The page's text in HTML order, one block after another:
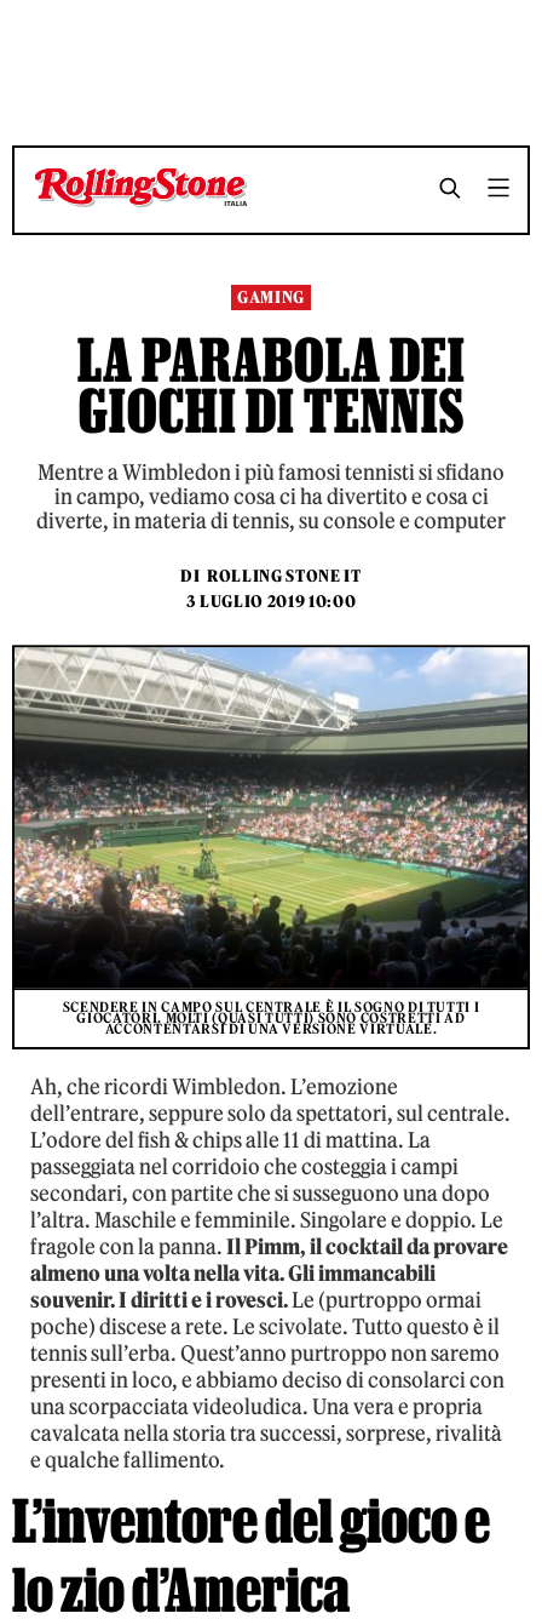
TEMPO DI LETTURA 7 MINUTI SHARE
TEMPO DI LETTURA 7 MINUTI SHARE
GAMING
LA PARABOLA DEI
GIOCHI DI TENNIS
Mentre a Wimbledon i più famosi tennisti si sfidano
in campo, vediamo cosa ci ha divertito e cosa ci
diverte, in materia di tennis, su console e computer
DI ROLLING STONE IT
3 LUGLIO 2019 10:00
SCENDERE IN CAMPO SUL CENTRALE È IL SOGNO DI TUTTI I
GIOCATORI. MOLTI (QUASI TUTTI) SONO COSTRETTI AD
ACCONTENTARSI DI UNA VERSIONE VIRTUALE.
Ah, che ricordi Wimbledon. L’emozione
dell’entrare, seppure solo da spettatori, sul centrale.
L’odore del fish & chips alle 11 di mattina. La
passeggiata nel corridoio che costeggia i campi
secondari, con partite che si susseguono una dopo
l’altra. Maschile e femminile. Singolare e doppio. Le
fragole con la panna.Il Pimm, il cocktail da provare
almeno una volta nella vita. Gli immancabili
souvenir. I diritti e i rovesci.Le (purtroppo ormai
poche) discese a rete. Le scivolate. Tutto questo è il
tennis sull’erba. Quest’anno purtroppo non saremo
presenti in loco, e abbiamo deciso di consolarci con
una scorpacciata videoludica. Una vera e propria
cavalcata nella storia tra successi, sorprese, rivalità
e qualche fallimento.
L’inventore del gioco e
lo zio d’America